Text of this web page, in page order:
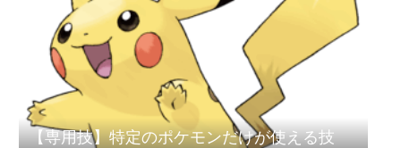
【専用技】特定のポケモンだけが使える技